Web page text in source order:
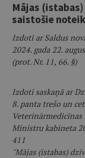
Mājas
saistošie
Izdoti ar Saldus
2024. gada 22.
(prot. Nr. 11, 66. §)
Izdoti saskaņā ar
8. panta trešo un
Ministru kabineta
411
"Mājas (istabas)